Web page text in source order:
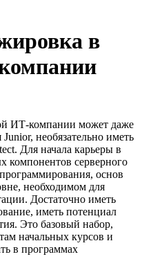
в
ИТ-компании может даже
необязательно иметь
Для начала карьеры в
компонентов серверного
основ
необходимом для
Достаточно иметь
иметь потенциал
Это базовый набор,
начальных курсов и
в программах